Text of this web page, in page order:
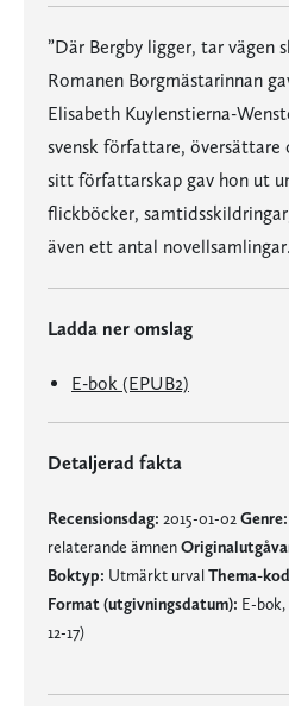
”Där Bergby ligger, tar vägen
Romanen Borgmästarinnan
Elisabeth Kuylenstierna-
svensk författare, översättare
sitt författarskap gav hon ut
flickböcker,
även ett antal novellsamlingar.
Ladda ner omslag
E-bok (EPUB2)
Detaljerad fakta
Recensionsdag: 2015-01-02 Genre:
relaterande ämnen
Boktyp: Utmärkt urvalThema-
Format (utgivningsdatum): E-bok,
12-17)